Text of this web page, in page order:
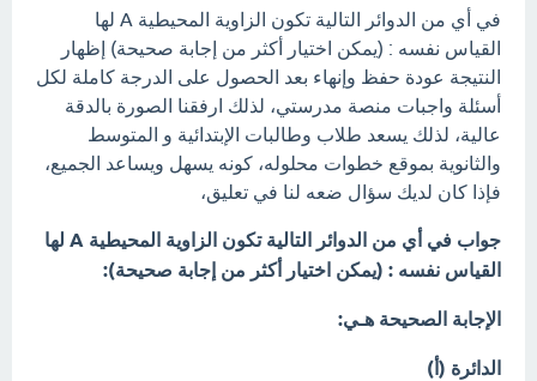
في أي من الدوائر التالية تكون الزاوية المحيطية A لها
القياس نفسه : (يمكن اختيار أكثر من إجابة صحيحة) إظهار
النتيجة عودة حفظ وإنهاء بعد الحصول على الدرجة كاملة لكل
أسئلة واجبات منصة مدرستي، لذلك ارفقنا الصورة بالدقة
عالية، لذلك يسعد طلاب وطالبات الإبتدائية و المتوسط
والثانوية بموقع خطوات محلوله، كونه يسهل ويساعد الجميع،
فإذا كان لديك سؤال ضعه لنا في تعليق،
جواب في أي من الدوائر التالية تكون الزاوية المحيطية A لها
القياس نفسه : (يمكن اختيار أكثر من إجابة صحيحة):
الإجابة الصحيحة هـي:
الدائرة (أ)